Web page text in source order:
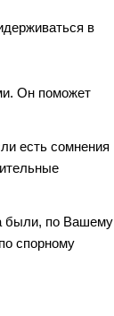
в
Он поможет
есть сомнения
были, по Вашему
спорному